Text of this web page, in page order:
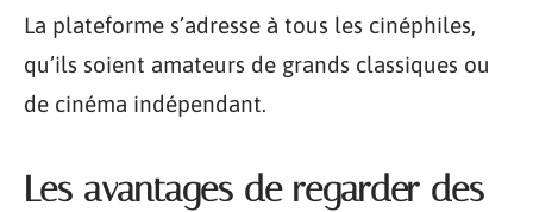
La plateforme s’adresse à tous les cinéphiles,
qu’ils soient amateurs de grands classiques ou
de cinéma indépendant.
Les avantages de regarder des